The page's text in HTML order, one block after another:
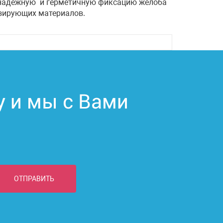
и герметичную фиксацию желоба
материалов.
и мы с Вами
ОТПРАВИТЬ